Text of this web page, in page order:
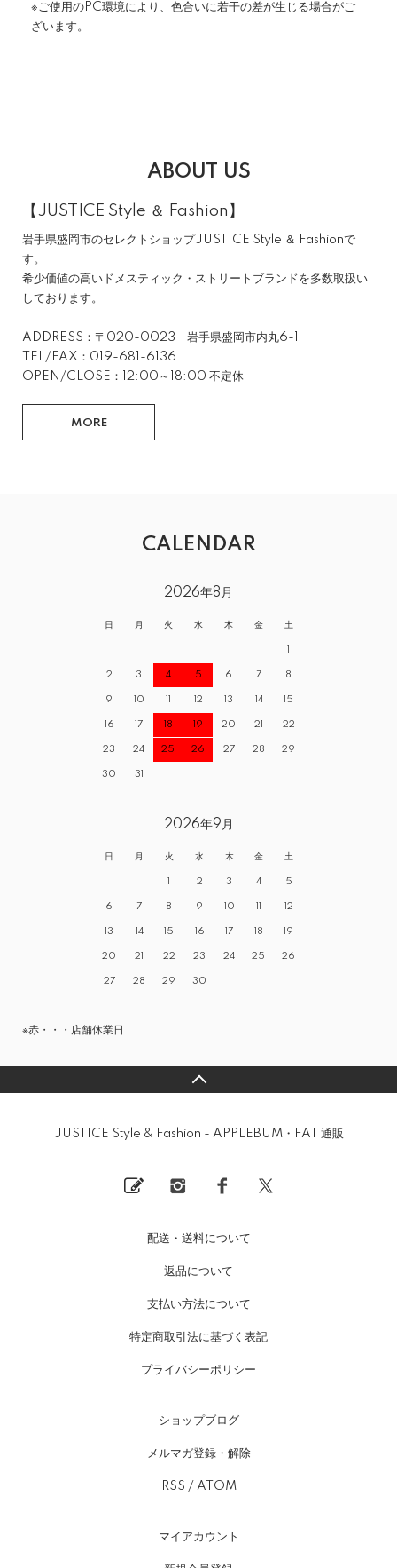
※ご使用のPC環境により、色合いに若干の差が生じる場合がご
ざいます。
ABOUT US
【JUSTICE Style ＆ Fashion】
岩手県盛岡市のセレクトショップJUSTICE Style ＆ Fashionで
す。
希少価値の高いドメスティック・ストリートブランドを多数取扱い
しております。
ADDRESS：〒020-0023 岩手県盛岡市内丸6-1
TEL/FAX：019-681-6136
OPEN/CLOSE：12:00～18:00 不定休
MORE
CALENDAR
2026年8月
日 月 火 水 木 金 土
1
2 3 4 5 6 7 8
9 10 11 12 13 14 15
16 17 18 19 20 21 22
23 24 25 26 27 28 29
30 31
2026年9月
日 月 火 水 木 金 土
1 2 3 4 5
6 7 8 9 10 11 12
13 14 15 16 17 18 19
20 21 22 23 24 25 26
27 28 29 30
※赤・・・店舗休業日
JUSTICE Style & Fashion - APPLEBUM・FAT 通販
配送・送料について
返品について
支払い方法について
特定商取引法に基づく表記
プライバシーポリシー
ショップブログ
メルマガ登録・解除
RSS / ATOM
マイアカウント